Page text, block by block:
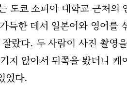
도쿄 소피아 대학교 근처의
득한 데서 일본어와 영어를
랐다. 두 사람이 사진 촬영
지 않아서 뒤쪽을 봤더니 케
었다.